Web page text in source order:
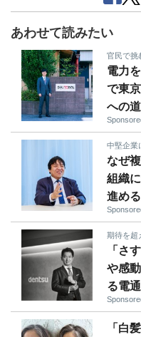
あわせて読みたい
官民で挑
電力
で東
への道
中堅企業
なぜ
組織
進め
期待を超
「さ
や感
る電
「白